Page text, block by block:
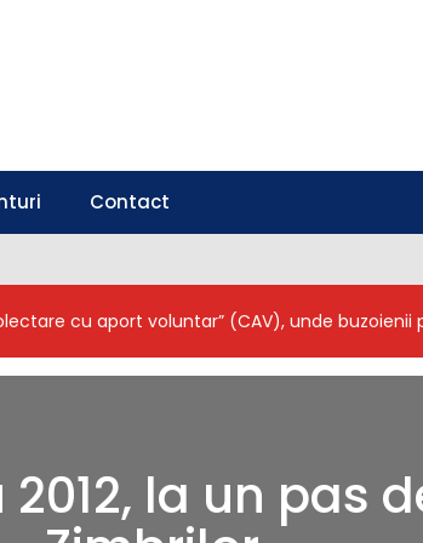
Contact
cu aport voluntar” (CAV), unde buzoienii
la un pas